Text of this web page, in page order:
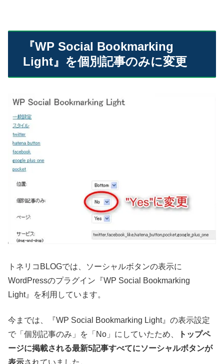
『WP Social Bookmarking
Light』を個別記事のみに変更
トネリコBLOGでは、ソーシャルボタンの表示に
WordPressのプラグイン『WP Social Bookmarking
Light』を利用しています。
今までは、『WP Social Bookmarking Light』の表示設定
で「個別記事のみ」を「No」にしていたため、
トップペ
ージに掲載される最新5記事すべてにソーシャルボタンが
表示されていました。